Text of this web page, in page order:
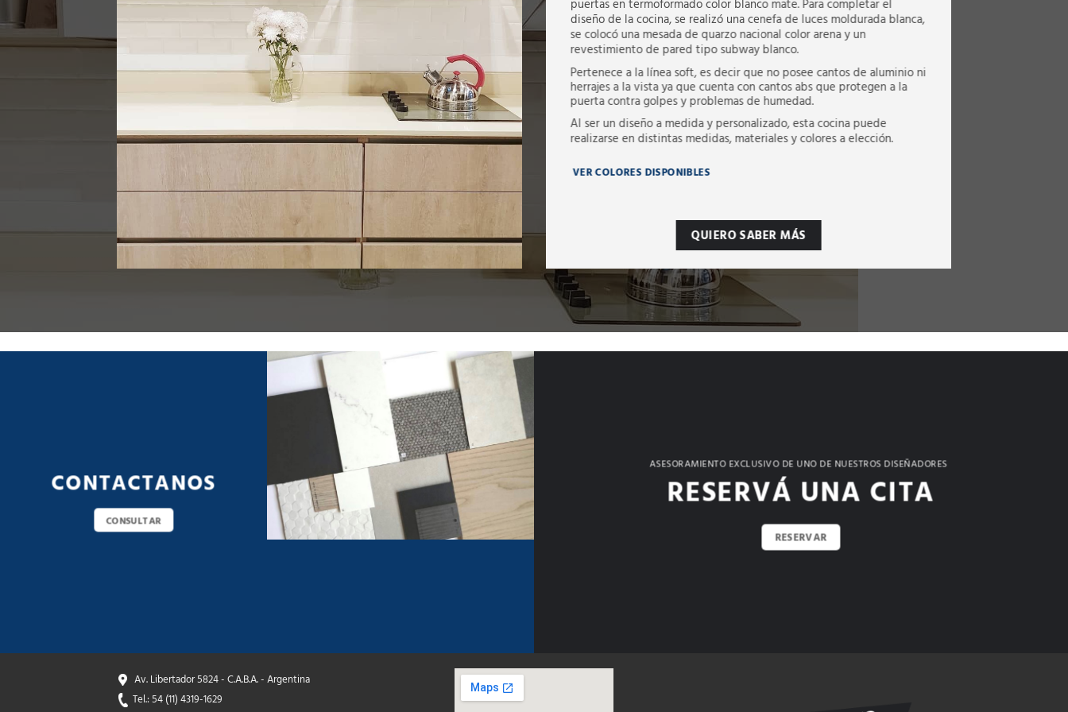
diseño de la cocina, se realizó una cenefa de luces moldurada blanca,
se colocó una mesada de quarzo nacional color arena y un
revestimiento de pared tipo subway blanco.
Pertenece a la línea soft, es decir que no posee cantos de aluminio ni
herrajes a la vista ya que cuenta con cantos abs que protegen a la
puerta contra golpes y problemas de humedad.
Al ser un diseño a medida y personalizado, esta cocina puede
realizarse en distintas medidas, materiales y colores a elección.
VER COLORES DISPONIBLES
QUIERO SABER MÁS
CONTACTANOS
CONSULTAR
ASESORAMIENTO EXCLUSIVO DE UNO DE NUESTROS DISEÑADORES
RESERVÁ UNA CITA
RESERVAR
Av. Libertador 5824 - C.A.B.A. - Argentina
Tel.: 54 (11) 4319-1629